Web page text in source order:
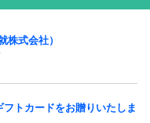
式会社）
トカードをお贈りいたしま